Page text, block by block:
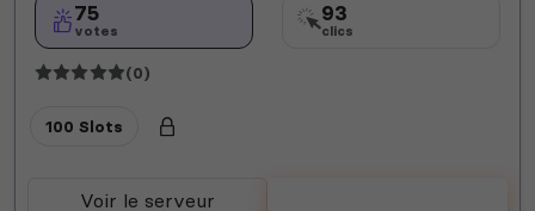
75
votes
93
clics
(0)
100 Slots
Voir le serveur